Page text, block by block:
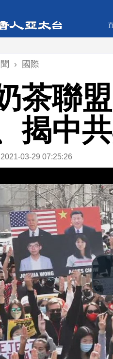
› 國際
奶茶聯
揭中
03-29 07:25:26